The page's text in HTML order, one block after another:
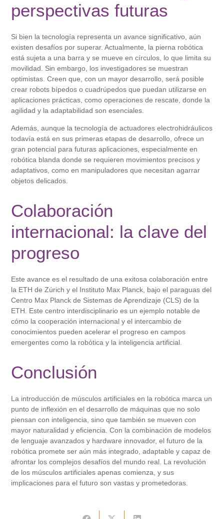
perspectivas futuras
Si bien la tecnología representa un avance significativo, aún
existen desafíos por superar. Actualmente, la pierna robótica
está sujeta a una barra y se mueve en círculos, lo que limita su
movilidad. Sin embargo, los investigadores se muestran
optimistas. Creen que, con un mayor desarrollo, será posible
crear robots bípedos o cuadrúpedos que puedan utilizarse en
aplicaciones prácticas, como operaciones de rescate, donde la
agilidad y la adaptabilidad son esenciales.
Además, aunque la tecnología de actuadores electrohidráulicos
todavía está en sus primeras etapas de desarrollo, ofrece un
gran potencial para futuras aplicaciones, especialmente en
robótica blanda donde se requieren movimientos precisos y
adaptativos, como en manipuladores que necesitan agarrar
objetos delicados.
Colaboración
internacional: la clave del
progreso
Este avance es el resultado de una exitosa colaboración entre
la ETH de Zúrich y el Instituto Max Planck, bajo el paraguas del
Centro Max Planck de Sistemas de Aprendizaje (CLS) de la
ETH. Este centro interdisciplinario es un ejemplo notable de
cómo la cooperación internacional y el intercambio de
conocimientos pueden acelerar el progreso en campos
emergentes como la robótica y la inteligencia artificial.
Conclusión
La introducción de músculos artificiales en la robótica marca un
punto de inflexión en el desarrollo de máquinas que no solo
piensan con inteligencia, sino que también se mueven con
mayor naturalidad y eficiencia. Con la combinación de modelos
de lenguaje avanzados y hardware innovador, el futuro de la
robótica promete ser aún más integrado, adaptable y capaz de
afrontar los complejos desafíos del mundo real. La revolución
de los músculos artificiales apenas comienza, y sus
implicaciones para el futuro son vastas y prometedoras.